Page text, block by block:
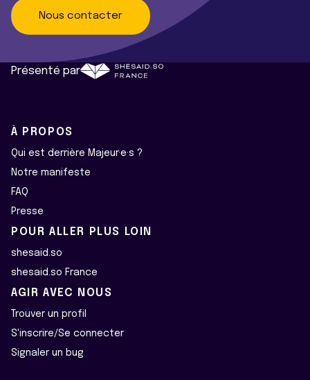
Nous contacter
Présenté par
À PROPOS
Qui est derrière Majeur·e·s ?
Notre manifeste
FAQ
Presse
POUR ALLER PLUS LOIN
shesaid.so
shesaid.so France
AGIR AVEC NOUS
Trouver un profil
S'inscrire/Se connecter
Signaler un bug